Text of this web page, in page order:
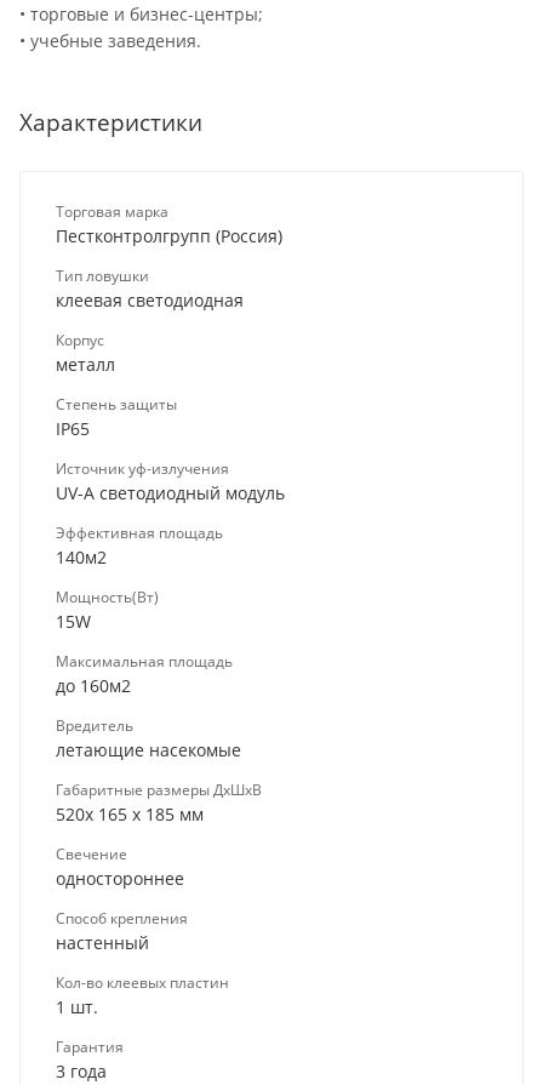
• торговые и бизнес-центры;
• учебные заведения.
Характеристики
Торговая марка
Пестконтролгрупп (Россия)
Тип ловушки
клеевая светодиодная
Корпус
металл
Степень защиты
IP65
Источник уф-излучения
UV-A светодиодный модуль
Эффективная площадь
140м2
Мощность(Вт)
15W
Максимальная площадь
до 160м2
Вредитель
летающие насекомые
Габаритные размеры ДхШхВ
520х 165 х 185 мм
Свечение
одностороннее
Способ крепления
настенный
Кол-во клеевых пластин
1 шт.
Гарантия
3 года